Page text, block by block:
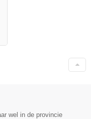
wel in de provincie